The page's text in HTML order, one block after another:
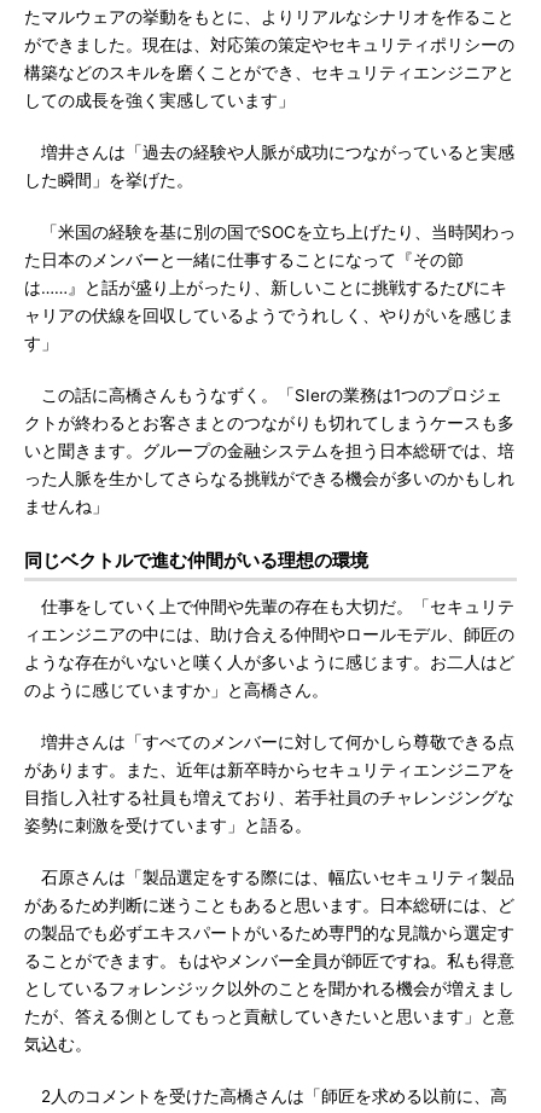
たマルウェアの挙動をもとに、よりリアルなシナリオを作ること
ができました。現在は、対応策の策定やセキュリティポリシーの
構築などのスキルを磨くことができ、セキュリティエンジニアと
しての成長を強く実感しています」
増井さんは「過去の経験や人脈が成功につながっていると実感
した瞬間」を挙げた。
「米国の経験を基に別の国でSOCを立ち上げたり、当時関わっ
た日本のメンバーと一緒に仕事することになって『その節
は……』と話が盛り上がったり、新しいことに挑戦するたびにキ
ャリアの伏線を回収しているようでうれしく、やりがいを感じま
す」
この話に高橋さんもうなずく。「SIerの業務は1つのプロジェ
クトが終わるとお客さまとのつながりも切れてしまうケースも多
いと聞きます。グループの金融システムを担う日本総研では、培
った人脈を生かしてさらなる挑戦ができる機会が多いのかもしれ
ませんね」
同じベクトルで進む仲間がいる理想の環境
仕事をしていく上で仲間や先輩の存在も大切だ。「セキュリテ
ィエンジニアの中には、助け合える仲間やロールモデル、師匠の
ような存在がいないと嘆く人が多いように感じます。お二人はど
のように感じていますか」と高橋さん。
増井さんは「すべてのメンバーに対して何かしら尊敬できる点
があります。また、近年は新卒時からセキュリティエンジニアを
目指し入社する社員も増えており、若手社員のチャレンジングな
姿勢に刺激を受けています」と語る。
石原さんは「製品選定をする際には、幅広いセキュリティ製品
があるため判断に迷うこともあると思います。日本総研には、ど
の製品でも必ずエキスパートがいるため専門的な見識から選定す
ることができます。もはやメンバー全員が師匠ですね。私も得意
としているフォレンジック以外のことを聞かれる機会が増えまし
たが、答える側としてもっと貢献していきたいと思います」と意
気込む。
2人のコメントを受けた高橋さんは「師匠を求める以前に、高